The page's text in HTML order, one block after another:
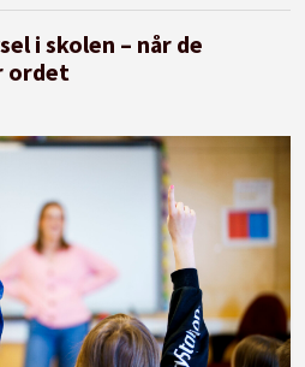
i skolen – når de
ordet